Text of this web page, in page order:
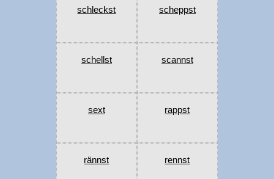
schleckst scheppst
schellst scannst
sext rappst
rännst rennst